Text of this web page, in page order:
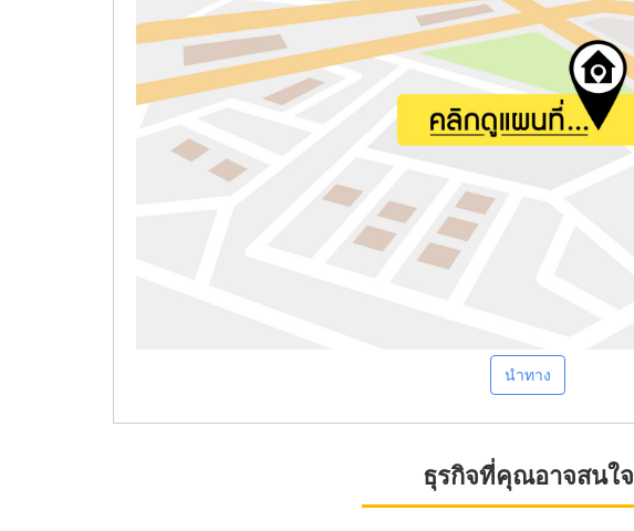
นำทาง
ธุรกิจที่คุณอาจสนใจ